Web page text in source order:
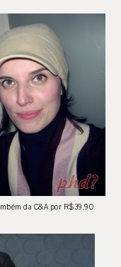
da C&A por R$39,90